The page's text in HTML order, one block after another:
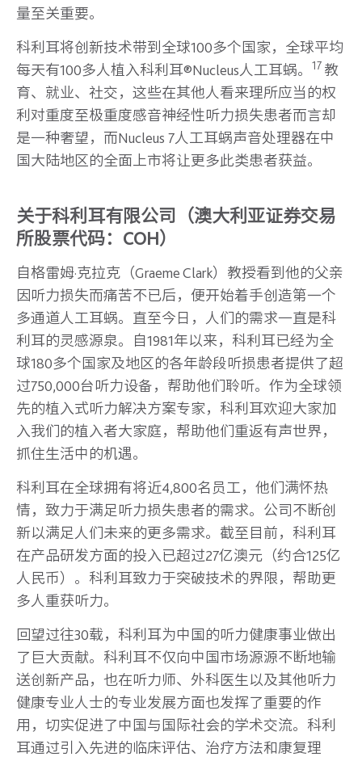
量至关重要。
科利耳将创新技术带到全球100多个国家，全球平均
每天有100多人植入科利耳®Nucleus人工耳蜗。
17 教
育、就业、社交，这些在其他人看来理所应当的权
利对重度至极重度感音神经性听力损失患者而言却
是一种奢望，而Nucleus 7人工耳蜗声音处理器在中
国大陆地区的全面上市将让更多此类患者获益。
关于科利耳有限公司（澳大利亚证券交易
所股票代码：COH）
自格雷姆·克拉克（Graeme Clark）教授看到他的父亲
因听力损失而痛苦不已后，便开始着手创造第一个
多通道人工耳蜗。直至今日，人们的需求一直是科
利耳的灵感源泉。自1981年以来，科利耳已经为全
球180多个国家及地区的各年龄段听损患者提供了超
过750,000台听力设备，帮助他们聆听。作为全球领
先的植入式听力解决方案专家，科利耳欢迎大家加
入我们的植入者大家庭，帮助他们重返有声世界，
抓住生活中的机遇。
科利耳在全球拥有将近4,800名员工，他们满怀热
情，致力于满足听力损失患者的需求。公司不断创
新以满足人们未来的更多需求。截至目前，科利耳
在产品研发方面的投入已超过27亿澳元（约合125亿
人民币）。科利耳致力于突破技术的界限，帮助更
多人重获听力。
回望过往30载，科利耳为中国的听力健康事业做出
了巨大贡献。科利耳不仅向中国市场源源不断地输
送创新产品，也在听力师、外科医生以及其他听力
健康专业人士的专业发展方面也发挥了重要的作
用，切实促进了中国与国际社会的学术交流。科利
耳通过引入先进的临床评估、治疗方法和康复理